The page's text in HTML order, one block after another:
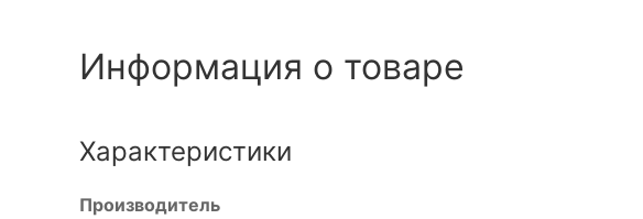
Информация о товаре
Характеристики
Производитель